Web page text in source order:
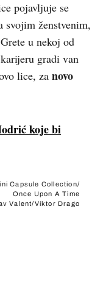
pojavljuje se
svojim ženstvenim,
u nekoj od
gradi van
lice, za novo
koje bi
Capsule Collection/
Once Upon A Time
Valent/Viktor Drago